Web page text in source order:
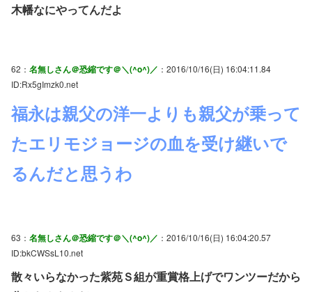
木幡なにやってんだよ
62： 名無しさん＠恐縮です＠＼(^o^)／ ：2016/10/16(日) 16:04:11.84
ID:Rx5gImzk0.net
福永は親父の洋一よりも親父が乗って
たエリモジョージの血を受け継いで
るんだと思うわ
63： 名無しさん＠恐縮です＠＼(^o^)／ ：2016/10/16(日) 16:04:20.57
ID:bkCWSsL10.net
散々いらなかった紫苑Ｓ組が重賞格上げでワンツーだから